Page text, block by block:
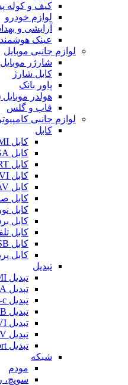
کیف و کوله
لوازم خودرو
آرایشی و
عینک هوشمند
لوازم جانبی موبایل
شارژر موبایل
کابل شارژ
پاور بانک
هولدر موبایل
قاب و گلس
لوازم جانبی
کابل
کابل HDMI
کابل VGA
کابل DISPLAY PORT
کابل DVI
کابل RCA-AV
کابل
کابل
کابل
کابل
کابل USB
کابل
تبدیل
تبدیل HDMI
تبدیل VGA
تبدیل type-c
تبدیل USB به LAN
تبدیل DVI
تبدیل RCA-AV
تبدیل Display Port
شبکه
مودم
سویچ،